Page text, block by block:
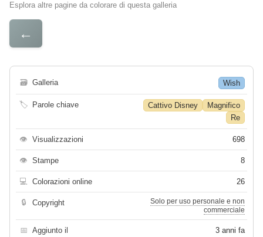
Esplora altre pagine da colorare di questa galleria
←
🗃 Galleria Wish
🏷 Parole chiave Cattivo Disney
Magnifico
Re
👁 Visualizzazioni 698
👁 Stampe 8
💻 Colorazioni online 26
🔒 Copyright
Solo per uso personale e non
commerciale
📅 Aggiunto il 3 anni fa